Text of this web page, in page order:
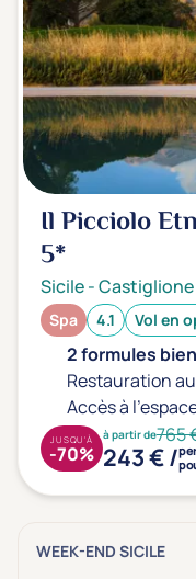
Note de nos
D'après notre partenaire
Parfait: 4.5+
Excellent: 4+
Très bien: 3.5+
Bord de mer
Ville
Montagne
Campagne
Type de séjour
Il Picciolo
5*
Sicile-Castiglione
Spa 4.1 Vol en
2 formules
Restauration
Accès à
à partir de765
243 € /
JUSQU'À
-70%
WEEK-END SICILE